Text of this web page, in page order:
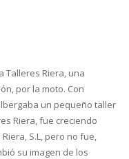
Talleres Riera, una
por la moto. Con
un pequeño taller
Riera, fue creciendo
S.L, pero no fue,
su imagen de los